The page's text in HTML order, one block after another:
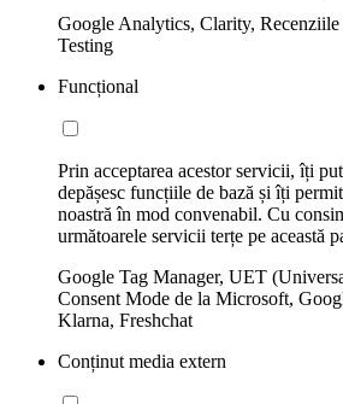
Google Analytics, Clarity,
Testing
Funcțional
Prin acceptarea acestor servicii, îți
depășesc funcțiile de bază și îți
noastră în mod convenabil. Cu
următoarele servicii terțe pe această
Google Tag Manager, UET
Consent Mode de la Microsoft,
Klarna, Freshchat
Conținut media extern